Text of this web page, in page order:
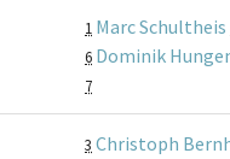
1 Marc Schultheis
6 Dominik
7
3 Christoph